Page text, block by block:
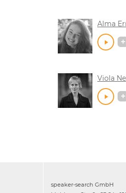
Alma
Viola
speaker-search GmbH